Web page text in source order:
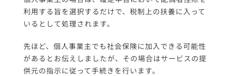
利用する旨を選択するだけで、税制上の扶養に入って
いるとして処理されます。
先ほど、個人事業主でも社会保険に加入できる可能性
があるとお伝えしましたが、その場合はサービスの提
供元の指示に従って手続きを行います。